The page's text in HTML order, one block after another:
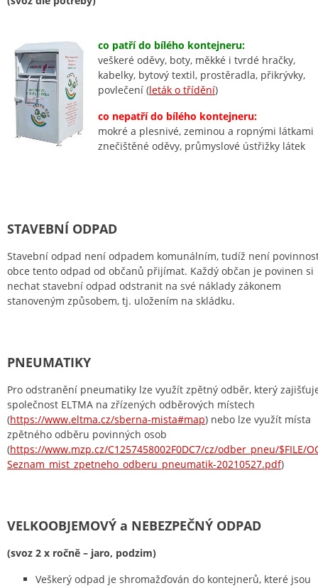
co patří do bílého kontejneru:
veškeré oděvy, boty, měkké i tvrdé hračky,
kabelky, bytový textil, prostěradla, přikrývky,
povlečení (leták o třídění)
co nepatří do bílého kontejneru:
mokré a plesnivé, zeminou a ropnými látkami
znečištěné oděvy, průmyslové ústřižky látek
STAVEBNÍ ODPAD
Stavební odpad není odpadem komunálním, tudíž není
obce tento odpad od občanů přijímat. Každý občan je povinen si
nechat stavební odpad odstranit na své náklady zákonem
stanoveným způsobem, tj. uložením na skládku.
PNEUMATIKY
Pro odstranění pneumatiky lze využít zpětný odběr, který
společnost ELTMA na zřízených odběrových místech
(https://www.eltma.cz/sberna-mista#map) nebo lze využít místa
zpětného odběru povinných osob
(https://www.mzp.cz/C1257458002F0DC7/cz/odber_pneu/$FILE/
Seznam_mist_zpetneho_odberu_pneumatik-20210527.pdf)
VELKOOBJEMOVÝ a NEBEZPEČNÝ ODPAD
(svoz 2 x ročně – jaro, podzim)
Veškerý odpad je shromažďován do kontejnerů, které jsou